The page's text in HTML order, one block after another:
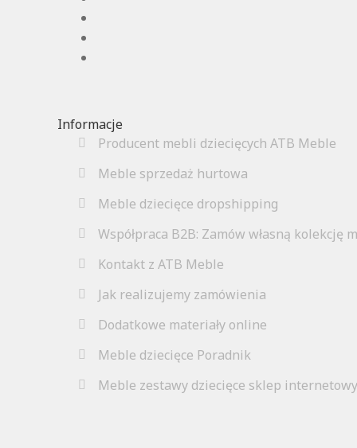
Informacje
Producent mebli dziecięcych ATB Meble
Meble sprzedaż hurtowa
Meble dziecięce dropshipping
Współpraca B2B: Zamów własną kolekcję
Kontakt z ATB Meble
Jak realizujemy zamówienia
Dodatkowe materiały online
Meble dziecięce Poradnik
Meble zestawy dziecięce sklep internetowy